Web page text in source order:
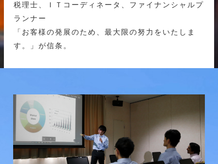
税理士、ＩＴコーディネータ、ファイナンシャルプ
ランナー
「お客様の発展のため、最大限の努力をいたしま
す。」が信条。